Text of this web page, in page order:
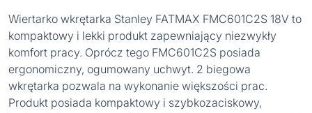
Wiertarko wkrętarka Stanley FATMAX FMC601C2S 18V to
kompaktowy i lekki produkt zapewniający niezwykły
komfort pracy. Oprócz tego FMC601C2S posiada
ergonomiczny, ogumowany uchwyt. 2 biegowa
wkrętarka pozwala na wykonanie większości prac.
Produkt posiada kompaktowy i szybkozaciskowy,